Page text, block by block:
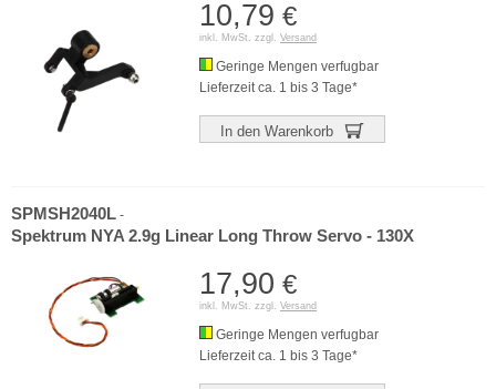
10,79 €
inkl. MwSt. zzgl. Versand
Geringe Mengen verfugbar
Lieferzeit ca. 1 bis 3 Tage*
In den Warenkorb
SPMSH2040L -
Spektrum NYA 2.9g Linear Long Throw Servo - 130X
17,90 €
inkl. MwSt. zzgl. Versand
Geringe Mengen verfugbar
Lieferzeit ca. 1 bis 3 Tage*